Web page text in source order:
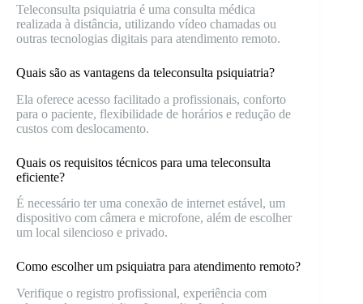
Teleconsulta psiquiatria é uma consulta médica
realizada à distância, utilizando vídeo chamadas ou
outras tecnologias digitais para atendimento remoto.
Quais são as vantagens da teleconsulta psiquiatria?
Ela oferece acesso facilitado a profissionais, conforto
para o paciente, flexibilidade de horários e redução de
custos com deslocamento.
Quais os requisitos técnicos para uma teleconsulta
eficiente?
É necessário ter uma conexão de internet estável, um
dispositivo com câmera e microfone, além de escolher
um local silencioso e privado.
Como escolher um psiquiatra para atendimento remoto?
Verifique o registro profissional, experiência com